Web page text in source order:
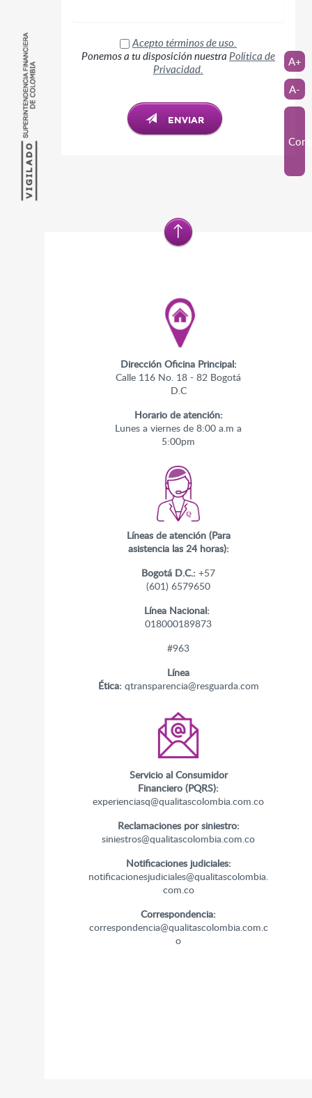
A+
A-
Acepto términos de uso.
Ponemos a tu disposición nuestra Política de
Privacidad.
ENVIAR
Dirección Oficina Principal:
Calle 116 No. 18 - 82 Bogotá
D.C
Horario de atención:
Lunes a viernes de 8:00 a.m a
5:00pm
Líneas de atención (Para
asistencia las 24 horas):
Bogotá D.C.: +57
(601) 6579650
Línea Nacional:
018000189873
#963
Línea
Ética: qtransparencia@resguarda.com
Servicio al Consumidor
Financiero (PQRS):
experienciasq@qualitascolombia.com.co
Reclamaciones por siniestro:
siniestros@qualitascolombia.com.co
Notificaciones judiciales:
notificacionesjudiciales@qualitascolombia.
com.co
Correspondencia:
correspondencia@qualitascolombia.com.c
o